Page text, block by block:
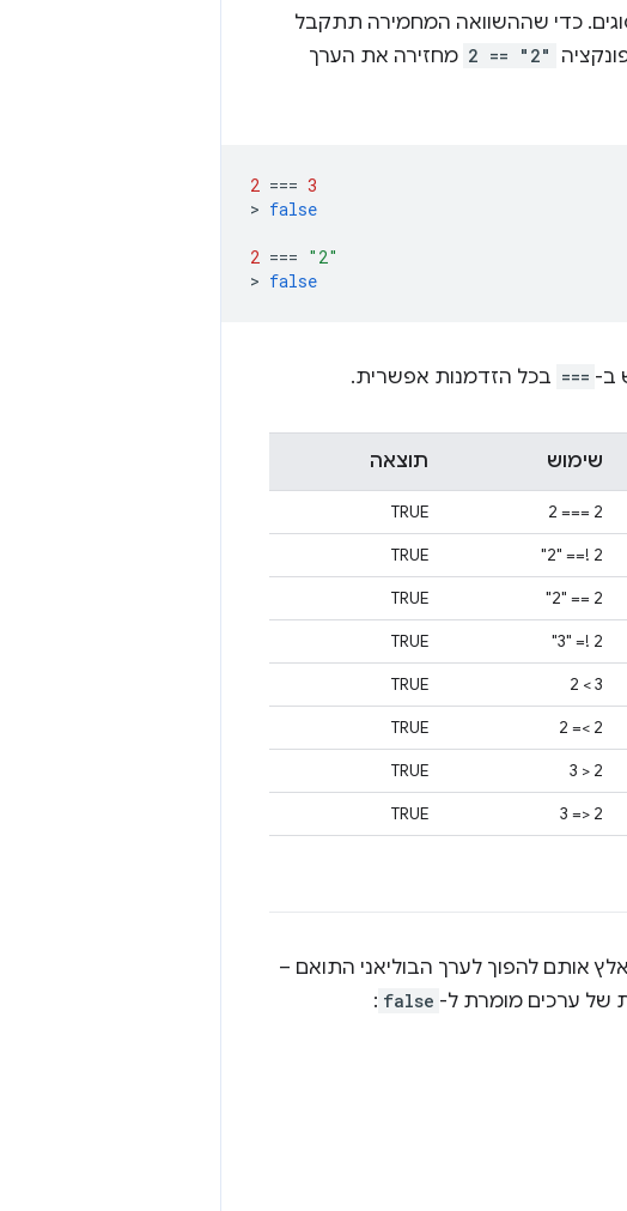
כדי שההשוואה המחמירה תתקבל
2 == "2" מחזירה את הערך
2 === 3
> false
2 === "2"
> false
ב- === בכל הזדמנות אפשרית.
שימוש תוצאה
2 === 2
TRUE
2 !== "2"
TRUE
2 == "2"
TRUE
2 != "3"
TRUE
3 > 2
TRUE
2 >= 2
TRUE
2 < 3
TRUE
2 <= 3
TRUE
אותם להפוך לערך הבוליאני התואם –
של ערכים מומרת ל- false
: